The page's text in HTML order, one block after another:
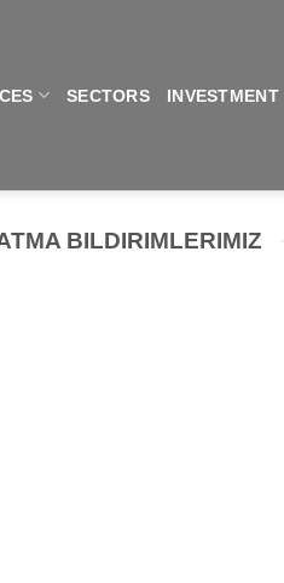
SECTORS INVESTMENT
BILDIRIMLERIMIZ